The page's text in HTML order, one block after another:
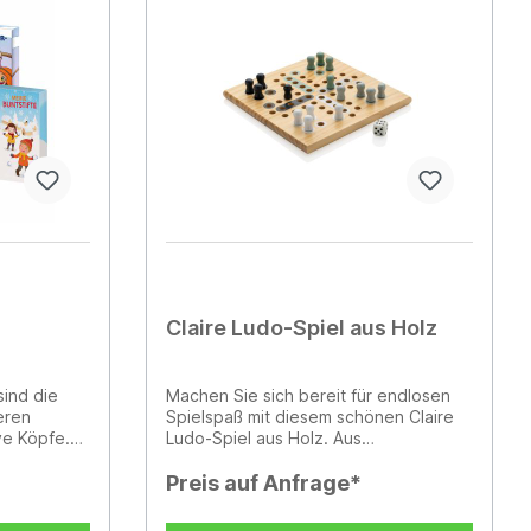
mit
Reisen
und
des
für
die
Köpfe.
Kindern
Claire Ludo-Spiel aus Holz
Machen Sie sich bereit für endlosen
Spielspaß mit diesem schönen Claire
Ludo-Spiel aus Holz. Aus
einer FSC-zertifizierten Kraftbox
verpackt, ist dieses Spiel sowohl
schön als auch verantwortungsvoll
Preis auf Anfrage*